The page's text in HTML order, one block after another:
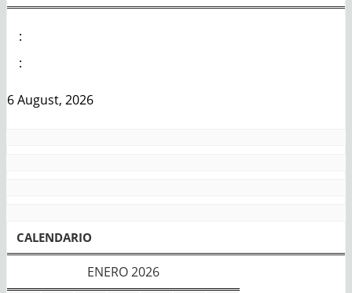
:
:
6 August, 2026
CALENDARIO
ENERO 2026